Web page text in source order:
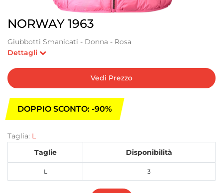
NORWAY 1963
Giubbotti Smanicati - Donna - Rosa
Dettagli
Vedi Prezzo
DOPPIO SCONTO: -90%
Taglia: L
Taglie
Disponibilità
L 3